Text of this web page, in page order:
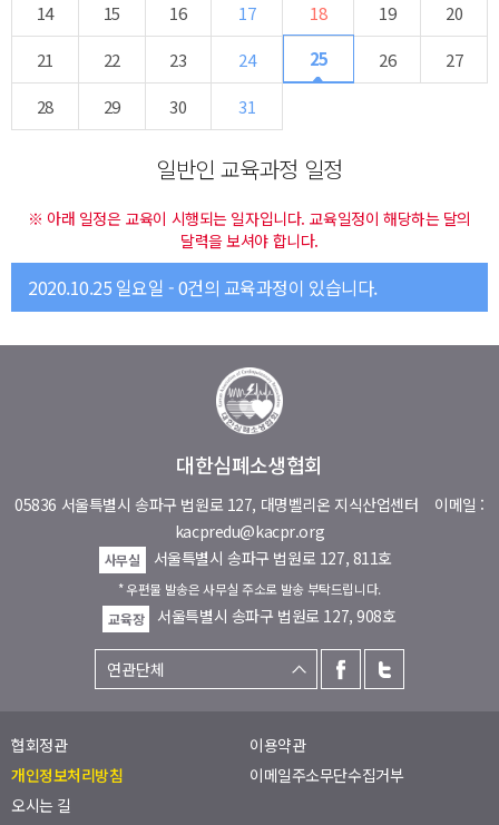
14
15 16 17 18 19
20
21
22 23 24 25 26
27
28
29 30 31
일반인 교육과정 일정
※ 아래 일정은 교육이 시행되는 일자입니다. 교육일정이 해당하는 달의
달력을 보셔야 합니다.
2020.10.25 일요일 - 0건의 교육과정이 있습니다.
대한심폐소생협회
05836 서울특별시 송파구 법원로 127, 대명벨리온 지식산업센터 이메일 :
kacpredu@kacpr.org
사무실 서울특별시 송파구 법원로 127, 811호
* 우편물 발송은 사무실 주소로 발송 부탁드립니다.
교육장
서울특별시 송파구 법원로 127, 908호
협회정관
이용약관
개인정보처리방침
이메일주소무단수집거부
오시는 길